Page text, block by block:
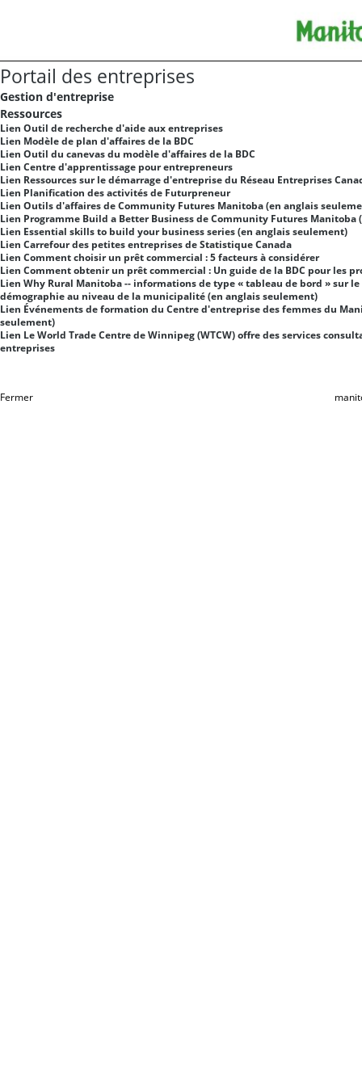
Portail des entreprises
Gestion d'entreprise
Ressources
Lien Outil de recherche d'aide aux entreprises
Lien Modèle de plan d'affaires de la BDC
Lien Outil du canevas du modèle d'affaires de la BDC
Lien Centre d'apprentissage pour entrepreneurs
Lien Ressources sur le démarrage d'entreprise du Réseau Entreprises
Lien Planification des activités de Futurpreneur
Lien Outils d'affaires de Community Futures Manitoba (en anglais
Lien Programme Build a Better Business de Community Futures Manitoba
Lien Essential skills to build your business series (en anglais seulement)
Lien Carrefour des petites entreprises de Statistique Canada
Lien Comment choisir un prêt commercial : 5 facteurs à considérer
Lien Comment obtenir un prêt commercial : Un guide de la BDC pour les
Lien Why Rural Manitoba -- informations de type « tableau de bord » sur
démographie au niveau de la municipalité (en anglais seulement)
Lien Événements de formation du Centre d'entreprise des femmes du
seulement)
Lien Le World Trade Centre de Winnipeg (WTCW) offre des services
entreprises
Fermer